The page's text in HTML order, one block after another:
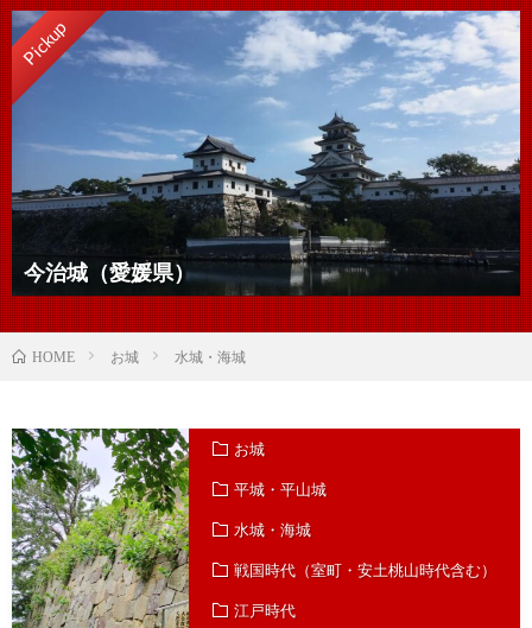
Pickup
今治城（愛媛県）
HOME お城 水城・海城
お城
平城・平山城
水城・海城
戦国時代（室町・安土桃山時代含む）
江戸時代